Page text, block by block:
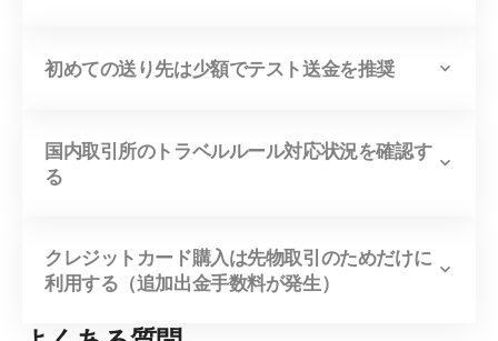
初めての送り先は少額でテスト送金を推奨
国内取引所のトラベルルール対応状況を確認す
る
クレジットカード購入は先物取引のためだけに
利用する（追加出金手数料が発生）